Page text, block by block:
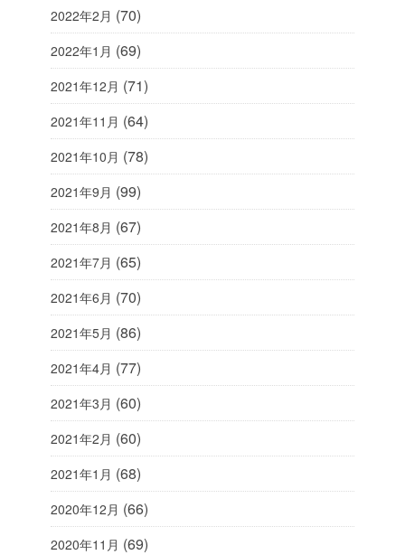
2022年2月 (70)
2022年1月 (69)
2021年12月 (71)
2021年11月 (64)
2021年10月 (78)
2021年9月 (99)
2021年8月 (67)
2021年7月 (65)
2021年6月 (70)
2021年5月 (86)
2021年4月 (77)
2021年3月 (60)
2021年2月 (60)
2021年1月 (68)
2020年12月 (66)
2020年11月 (69)